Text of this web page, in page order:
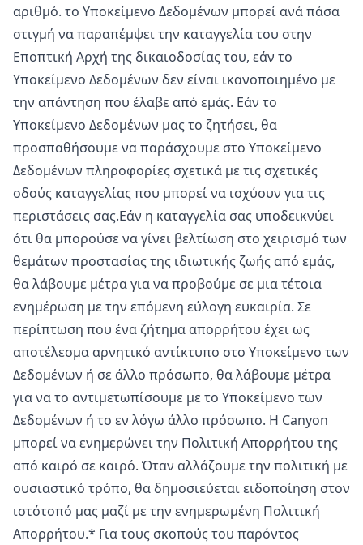
αριθμό. το Υποκείμενο Δεδομένων μπορεί ανά πάσα
στιγμή να παραπέμψει την καταγγελία του στην
Εποπτική Αρχή της δικαιοδοσίας του, εάν το
Υποκείμενο Δεδομένων δεν είναι ικανοποιημένο με
την απάντηση που έλαβε από εμάς. Εάν το
Υποκείμενο Δεδομένων μας το ζητήσει, θα
προσπαθήσουμε να παράσχουμε στο Υποκείμενο
Δεδομένων πληροφορίες σχετικά με τις σχετικές
οδούς καταγγελίας που μπορεί να ισχύουν για τις
περιστάσεις σας.Εάν η καταγγελία σας υποδεικνύει
ότι θα μπορούσε να γίνει βελτίωση στο χειρισμό των
θεμάτων προστασίας της ιδιωτικής ζωής από εμάς,
θα λάβουμε μέτρα για να προβούμε σε μια τέτοια
ενημέρωση με την επόμενη εύλογη ευκαιρία. Σε
περίπτωση που ένα ζήτημα απορρήτου έχει ως
αποτέλεσμα αρνητικό αντίκτυπο στο Υποκείμενο των
Δεδομένων ή σε άλλο πρόσωπο, θα λάβουμε μέτρα
για να το αντιμετωπίσουμε με το Υποκείμενο των
Δεδομένων ή το εν λόγω άλλο πρόσωπο. Η Canyon
μπορεί να ενημερώνει την Πολιτική Απορρήτου της
από καιρό σε καιρό. Όταν αλλάζουμε την πολιτική με
ουσιαστικό τρόπο, θα δημοσιεύεται ειδοποίηση στον
ιστότοπό μας μαζί με την ενημερωμένη Πολιτική
Απορρήτου.* Για τους σκοπούς του παρόντος